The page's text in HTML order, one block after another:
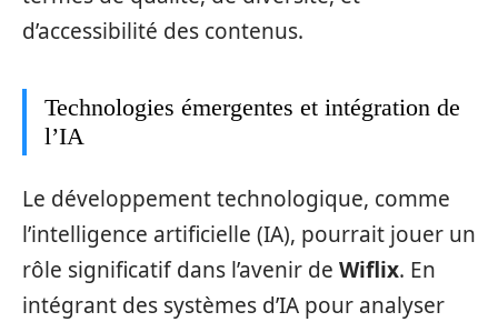
d’accessibilité des contenus.
Technologies émergentes et intégration de
l’IA
Le développement technologique, comme
l’intelligence artificielle (IA), pourrait jouer un
rôle significatif dans l’avenir de Wiflix. En
intégrant des systèmes d’IA pour analyser